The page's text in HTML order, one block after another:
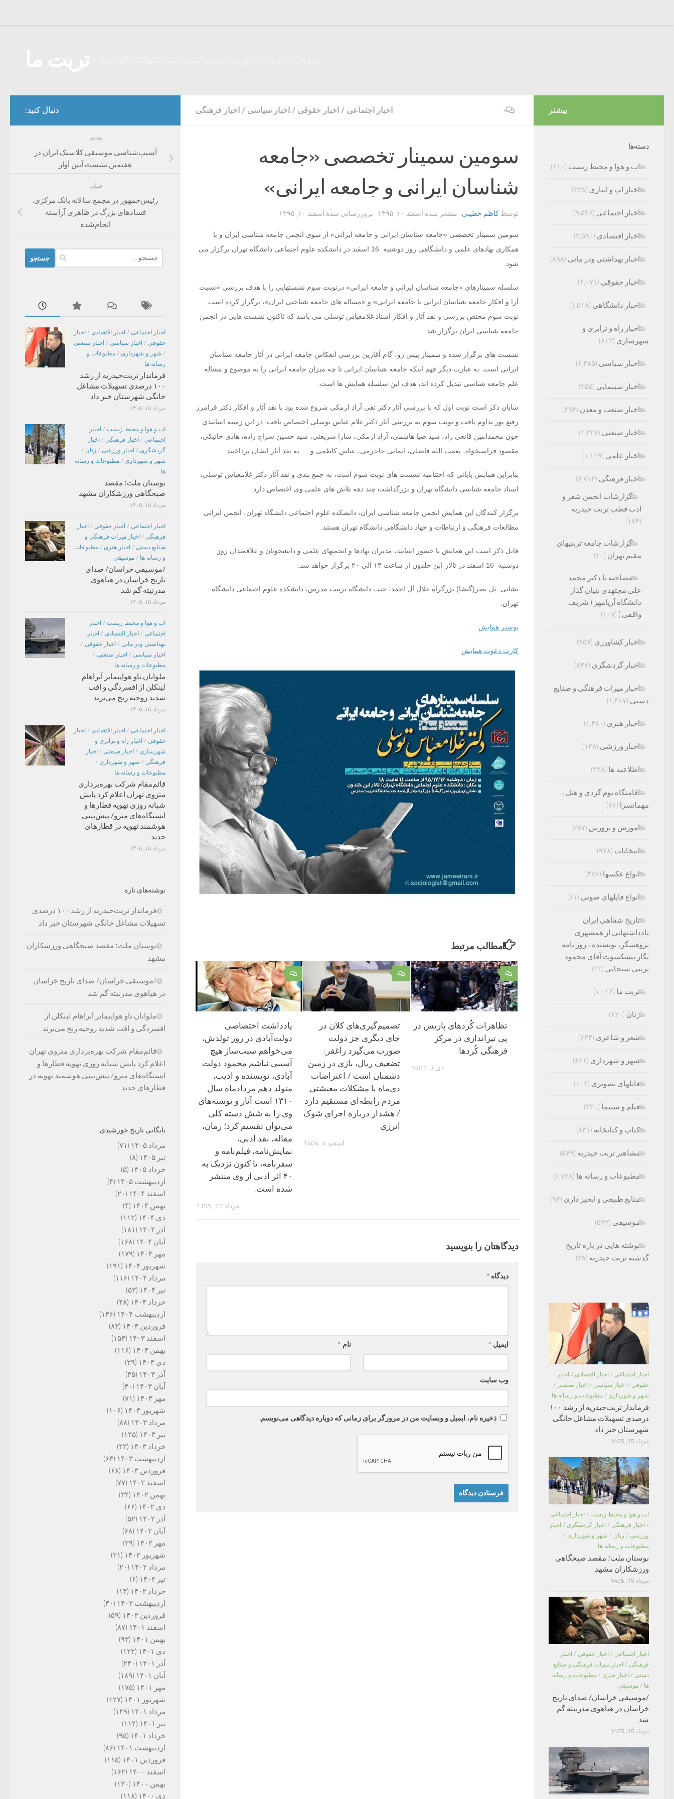
اخبار اجتماعی / اخبار حقوقی / اخبار سیاسی / اخبار فرهنگی ۰
سومین سمینار تخصصی «جامعه
شناسان ایرانی و جامعه ایرانی»
توسط کاظم خطیبی · منتشر شده اسفند ۱۰, ۱۳۹۵ · بروزرسانی شده اسفند ۱۰, ۱۳۹۵
سومین سمینار تخصصی «جامعه شناسان ایرانی و جامعه ایرانی» از سوی انجمن جامعه شناسی ایران و با
همکاری نهادهای علمی و دانشگاهی روز دوشنبه 16 اسفند در دانشکده علوم اجتماعی دانشگاه تهران برگزار می
شود.
سلسله سمینار­های «جامعه­ شناسان ایرانی و جامعه ایرانی» درنوبت سوم نشست­هایی را با هدف بررسی «نسبت
آرا و افکار جامعه ­شناسان ایرانی با جامعه ایرانی» و «مساله ­های جامعه ­شناختی ایران»، برگزار کرده است.
نوبت سوم مختص بررسی و نقد آثار و افکار استاد غلامعباس توسلی می باشد که تاکنون نشست هایی در انجمن
جامعه شناسی ایران برگزار شد.
نشست های برگزار شده و سمینار پیش رو، گام آغازین بررسی انعکاس جامعه ایرانی در آثار جامعه شناسان
ایرانی است. به عبارت دیگر فهم اینکه جامعه شناسان ایرانی تا چه میزان جامعه ایرانی را به موضوع و مساله
علم جامعه شناسی تبدیل کرده اند، هدف این سلسله همایش ها است.
شایان ذکر است نوبت اول که با بررسی آثار دکتر تقی آزاد ارمکی شروع شده بود با نقد آثار و افکار دکتر فرامرز
رفیع پور تداوم یافت و نوبت سوم به بررسی آثار دکتر غلام عباس توسلی اختصاص یافت. در این زمینه اساتیدی
چون محمدامین قانعی راد، سید ضیا هاشمی، آزاد ارمکی، سارا شریعتی، سید حسین سراج زاده، هادی خانیکی،
مقصود فراستخواه، نعمت الله فاضلی، ایمانی جاجرمی، عباس کاظمی و… به نقد آثار ایشان پرداختند.
بنابراین همایش پایانی که اختتامیه نشست های نوبت سوم است، به جمع بندی و نقد آثار دکتر غلامعباس توسلی،
استاد جامعه شناسی دانشگاه تهران و بزرگداشت چند دهه تلاش های علمی وی اختصاص دارد.
برگزار کنندگان این همایش انجمن جامعه شناسی ایران، دانشکده علوم اجتماعی دانشگاه تهران، انجمن ایرانی
مطالعات فرهنگی و ارتباطات و جهاد دانشگاهی دانشگاه تهران هستند.
قابل ذکر است این همایش با حضور اساتید، مدیران نهادها و انجمنهای علمی و دانشجویان و علاقمندان روز
دوشنبه 16 اسفند در تالار ابن خلدون از ساعت ۱۴ الی ۲۰ برگزار خواهد شد.
نشانی: پل نصر(گیشا) بزرگراه جلال آل احمد، جنب دانشگاه تربیت مدرس، دانشکده علوم اجتماعی دانشگاه
تهران.
پوستر همایش
کارت دعوت همایش
مطالب مرتبط
۰
یادداشت اختصاصی
دولت‌آبادی در روز تولدش،
می‌خواهم سبب‌ساز هیچ
آسیبی نباشم محمود دولت
آبادی، نویسنده‌ و ادیب،
متولد دهم مردادماه سال
۱۳۱۰ است آثار و نوشته‌های
وی را به شش دسته‌ کلی
می‌توان تقسیم کرد؛ رمان،
مقاله، نقد ادبی،
نمایش‌نامه، فیلم‌نامه و
سفرنامه، تا کنون نزدیک به
۴۰ اثر ادبی از وی منتشر
شده است.
مرداد 11, 1399
۰
تصمیم‌گیری‌های کلان در
جای دیگری جز دولت
صورت می‌گیرد راغفر:‌
تضعیف ریال، بازی در زمین
دشمنان است / اعتراضات
دی‌ماه با مشکلات معیشتی
مردم رابطه‌ای مستقیم دارد
/ هشدار درباره اجرای شوک
انرژی
اسفند 4, 1404
۰
تظاهرات کُردهای پاریس در
پی تیراندازی در مرکز
فرهنگی کُردها
دی 3, 1401
دیدگاهتان را بنویسید
دیدگاه *
نام* ایمیل *
وب‌ سایت
ذخیره نام، ایمیل و وبسایت من در مرورگر برای زمانی که دوباره دیدگاهی می‌نویسم.
دنبال کنید:
بعدی
آسیب‌شناسی موسیقی کلاسیک ایران در
هفتمین نشست آیین آواز
قبلی
رئیس‌جمهور در مجمع سالانه بانک مرکزی:
فساد‌های بزرگ در ظاهری آراسته
انجام‌شده
برای:
اخبار اجتماعی / اخبار اقتصادی / اخبار
حقوقی / اخبار سیاسی / اخبار صنعتی
/ شهر و شهرداری / مطبوعات و
رسانه ها
فرماندار تربت‌حیدریه از رشد
۱۰۰ درصدی تسهیلات مشاغل
خانگی شهرستان خبر داد
مرداد ۱۵, ۱۴۰۵
اب و هوا و محیط زیست / اخبار
اجتماعی / اخبار فرهنگی / اخبار
گردشگری / اخبار ورزشی / زنان /
شهر و شهرداری / مطبوعات و رسانه
ها
بوستان ملت؛ مقصد
صبحگاهی ورزشکاران مشهد
مرداد ۱۵, ۱۴۰۵
اخبار اجتماعی / اخبار حقوقی / اخبار
فرهنگی / اخبار میراث فرهنگی و
صنایع دستی / اخبار هنری / مطبوعات
و رسانه ها / موسیقی
/موسیقی خراسان/ صدای
تاریخ خراسان در هیاهوی
مدرنیته گم شد
مرداد ۱۵, ۱۴۰۵
اب و هوا و محیط زیست / اخبار
اجتماعی / اخبار اقتصادی / اخبار
بهداشتی ودر مانی / اخبار حقوقی /
اخبار سیاسی / اخبار صنعتی /
مطبوعات و رسانه ها
ملوانان ناو هواپیمابر آبراهام
لینکلن از افسردگی و افت
شدید روحیه رنج می‌برند
مرداد ۱۵, ۱۴۰۵
اخبار اجتماعی / اخبار اقتصادی / اخبار
حقوقی / اخبار راه و ترابری و
شهرسازی / اخبار صنعتی / اخبار
فرهنگی / شهر و شهرداری /
مطبوعات و رسانه ها
قائم‌مقام شرکت بهره‌برداری
متروی تهران اعلام کرد پایش
شبانه روزی تهویه قطارها و
ایستگاه‌های مترو/ پیش‌بینی
هوشمند تهویه در قطارهای
جدید
مرداد ۱۵, ۱۴۰۵
نوشته‌های تازه
فرماندار تربت‌حیدریه از رشد ۱۰۰ درصدی
تسهیلات مشاغل خانگی شهرستان خبر داد
بوستان ملت؛ مقصد صبحگاهی ورزشکاران
مشهد
/موسیقی خراسان/ صدای تاریخ خراسان
در هیاهوی مدرنیته گم شد
ملوانان ناو هواپیمابر آبراهام لینکلن از
افسردگی و افت شدید روحیه رنج می‌برند
قائم‌مقام شرکت بهره‌برداری متروی تهران
اعلام کرد پایش شبانه روزی تهویه قطارها و
ایستگاه‌های مترو/ پیش‌بینی هوشمند تهویه در
قطارهای جدید
بایگانی تاریخ خورشیدی
مرداد ۱۴۰۵
(۷۱)
تیر ۱۴۰۵
(۸)
خرداد ۱۴۰۵
(۵)
اردیبهشت ۱۴۰۵
(۴)
اسفند ۱۴۰۴
(۲۰)
بهمن ۱۴۰۴
(۴)
دی ۱۴۰۴
(۱۱۲)
آذر ۱۴۰۴
(۱۸۱)
آبان ۱۴۰۴
(۱۶۸)
مهر ۱۴۰۴
(۱۷۹)
شهریور ۱۴۰۴
(۱۹۱)
مرداد ۱۴۰۴
(۱۱۶)
تیر ۱۴۰۴
(۵۳)
خرداد ۱۴۰۴
(۴۸)
اردیبهشت ۱۴۰۴
(۱۴۶)
فروردین ۱۴۰۴
(۸۳)
اسفند ۱۴۰۳
(۱۵۳)
بهمن ۱۴۰۳
(۱۱۶)
دی ۱۴۰۳
(۲۹)
آذر ۱۴۰۳
(۳۵)
آبان ۱۴۰۳
(۴۰)
مهر ۱۴۰۳
(۷۱)
شهریور ۱۴۰۳
(۱۰۶)
مرداد ۱۴۰۳
(۸۸)
تیر ۱۴۰۳
(۱۴۵)
خرداد ۱۴۰۳
(۴۳)
اردیبهشت ۱۴۰۳
(۶۳)
فروردین ۱۴۰۳
(۶۸)
اسفند ۱۴۰۲
(۷۷)
بهمن ۱۴۰۲
(۳۴)
دی ۱۴۰۲
(۶۶)
آذر ۱۴۰۲
(۵۲)
آبان ۱۴۰۲
(۶۸)
مهر ۱۴۰۲
(۲۹)
شهریور ۱۴۰۲
(۲۱)
مرداد ۱۴۰۲
(۲۰)
تیر ۱۴۰۲
(۶)
خرداد ۱۴۰۲
(۱۴)
اردیبهشت ۱۴۰۲
(۳۰)
فروردین ۱۴۰۲
(۵۹)
اسفند ۱۴۰۱
(۸۷)
بهمن ۱۴۰۱
(۹۳)
دی ۱۴۰۱
(۱۲۲)
آذر ۱۴۰۱
(۲۴۰)
آبان ۱۴۰۱
(۱۸۹)
مهر ۱۴۰۱
(۱۷۵)
شهریور ۱۴۰۱
(۱۲۷)
مرداد ۱۴۰۱
(۱۴۹)
تیر ۱۴۰۱
(۱۱۴)
خرداد ۱۴۰۱
(۹۵)
اردیبهشت ۱۴۰۱
(۸۶)
فروردین ۱۴۰۱
(۱۱۵)
اسفند ۱۴۰۰
(۱۶۲)
بهمن ۱۴۰۰
(۱۳۰)
دی ۱۴۰۰
(۱۱۸)
بیشتر
دسته‌ها
اب و هوا و محیط زیست (۶۱۰)
اخبار اب و ابیاری (۲۳۸)
اخبار اجتماعی (۹,۵۴۶)
اخبار اقتصادی (۳,۵۹۰)
اخبار بهداشتی ودر مانی (۸۹۸)
اخبار حقوقی (۶,۰۷۱)
اخبار دانشگاهی (۱,۵۱۸)
اخبار راه و ترابری و
شهرسازی (۸۱۳)
اخبار سیاسی (۶,۳۸۵)
اخبار سینمایی (۲۵۵)
اخبار صنعت و معدن (۴۹۴)
اخبار صنعتی (۱,۲۲۸)
اخبار علمی (۱,۱۱۹)
اخبار فرهنگی (۷,۷۱۲)
گزارشات انجمن شعر و
ادب قطب تربت حیدریه
(۱۷۴)
گزارشات جامعه تربتیهای
مقیم تهران (۲۰)
مصاحبه با دکتر محمد
علی مجتهدی بنیان گذار
دانشگاه آریامهر ( شریف
واقفی ) (۱۰۷)
اخبار کشاورزی (۴۵۷)
اخبار گردشگری (۸۳۷)
اخبار میراث فرهنگی و صنایع
دستی (۱,۴۱۷)
اخبار هنری (۱,۴۸۰)
اخبار ورزشی (۱۲۸)
اطلاعیه ها (۳۴۸)
اقامتگاه بوم گردی و هتل ،
مهمانسرا (۷۶)
اموزش و پرورش (۲۸۷)
انتخابات (۹۷۸)
انواع عکسها (۳۸۶)
انواع فایلهای صوتی (۶۱)
تاریخ شفاهی ایران
یادداشتهایی از همشهری
پژوهشگر، نویسنده ، روز نامه
نگار پیشکسوت آقای محمود
تربتی سنجابی (۱۲)
تربت ما (۱,۰۱۶)
زنان (۸۲۰)
شعر و شاعری (۶۲۳)
شهر و شهرداری (۸۱۶)
فایلهای تصویری (۱۰۴)
فیلم و سینما (۳۳۰)
کتاب و کتابخانه (۸۳۱)
مشاهیر تربت حیدریه (۵۷۹)
مطبوعات و رسانه ها (۶,۷۲۸)
منابع طبیعی و ابخیز داری (۹۲)
موسیقی (۵۹۳)
نوشته هایی در باره تاریخ
گذشته تربت حیدریه (۳۸)
اخبار اجتماعی / اخبار اقتصادی / اخبار
حقوقی / اخبار سیاسی / اخبار صنعتی /
شهر و شهرداری / مطبوعات و رسانه ها
فرماندار تربت‌حیدریه از رشد ۱۰۰
درصدی تسهیلات مشاغل خانگی
شهرستان خبر داد
مرداد 15, 1405
اب و هوا و محیط زیست / اخبار اجتماعی
/ اخبار فرهنگی / اخبار گردشگری / اخبار
ورزشی / زنان / شهر و شهرداری /
مطبوعات و رسانه ها
بوستان ملت؛ مقصد صبحگاهی
ورزشکاران مشهد
مرداد 15, 1405
اخبار اجتماعی / اخبار حقوقی / اخبار
فرهنگی / اخبار میراث فرهنگی و صنایع
دستی / اخبار هنری / مطبوعات و رسانه
ها / موسیقی
/موسیقی خراسان/ صدای تاریخ
خراسان در هیاهوی مدرنیته گم
شد
مرداد 15, 1405